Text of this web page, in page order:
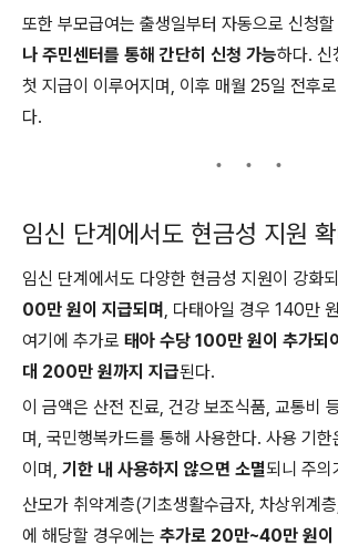
또한 부모급여는 출생일부터 자동으로 신청
나 주민센터를 통해 간단히 신청 가능하다. 신
첫 지급이 이루어지며, 이후 매월 25일 전후
다.
임신 단계에서도 현금성 지원
임신 단계에서도 다양한 현금성 지원이 강화
00만 원이 지급되며, 다태아일 경우 140만
여기에 추가로 태아 수당 100만 원이 추가되
대 200만 원까지 지급된다.
이 금액은 산전 진료, 건강 보조식품, 교통비
며, 국민행복카드를 통해 사용한다. 사용 기한
이며, 기한 내 사용하지 않으면 소멸되니 주의
산모가 취약계층(기초생활수급자, 차상위계
에 해당할 경우에는 추가로 20만~40만 원이